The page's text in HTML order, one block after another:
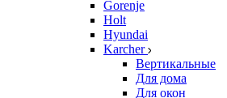
Gorenje
Holt
Hyundai
Karcher
Вертикальные
Для дома
Для окон